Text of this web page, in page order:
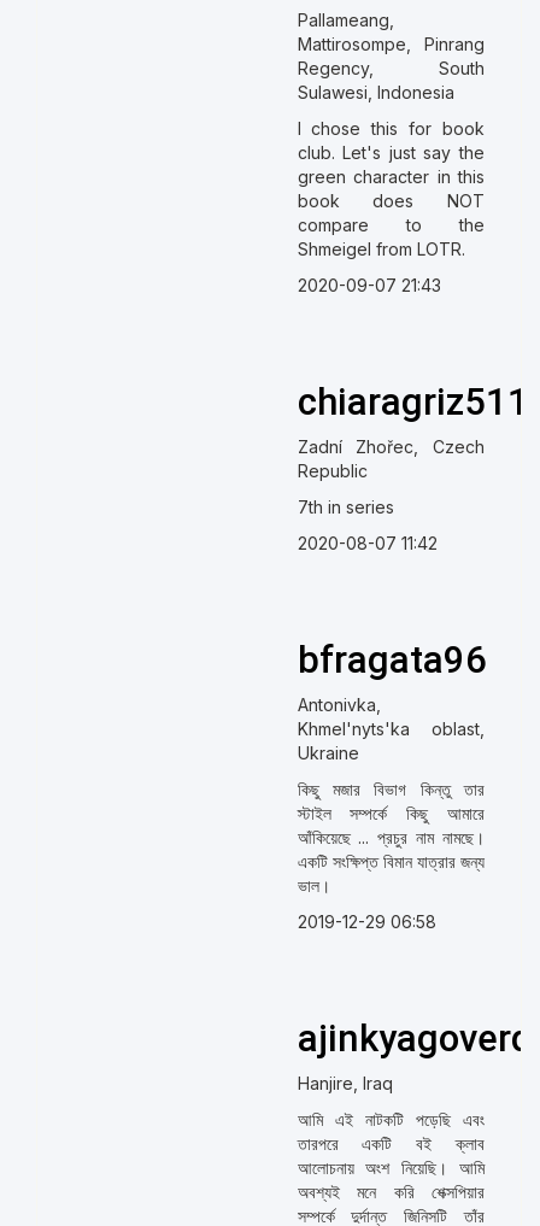
Pallameang,
Mattirosompe, Pinrang
Regency, South
Sulawesi, Indonesia
I chose this for book
club. Let's just say the
green character in this
book does NOT
compare to the
Shmeigel from LOTR.
2020-09-07 21:43
Zadní Zhořec, Czech
Republic
7th in series
2020-08-07 11:42
bfragata96
Antonivka,
Khmel'nyts'ka oblast,
Ukraine
কিছু মজার বিভাগ কিন্তু তার
স্টাইল সম্পর্কে কিছু আমারে
আঁকিয়েছে ... প্রচুর নাম নামছে।
একটি সংক্ষিপ্ত বিমান যাত্রার জন্য
ভাল।
2019-12-29 06:58
Hanjire, Iraq
আমি এই নাটকটি পড়েছি এবং
তারপরে একটি বই ক্লাব
আলোচনায় অংশ নিয়েছি। আমি
অবশ্যই মনে করি শেক্সপিয়ার
সম্পর্কে দুর্দান্ত জিনিসটি তাঁর